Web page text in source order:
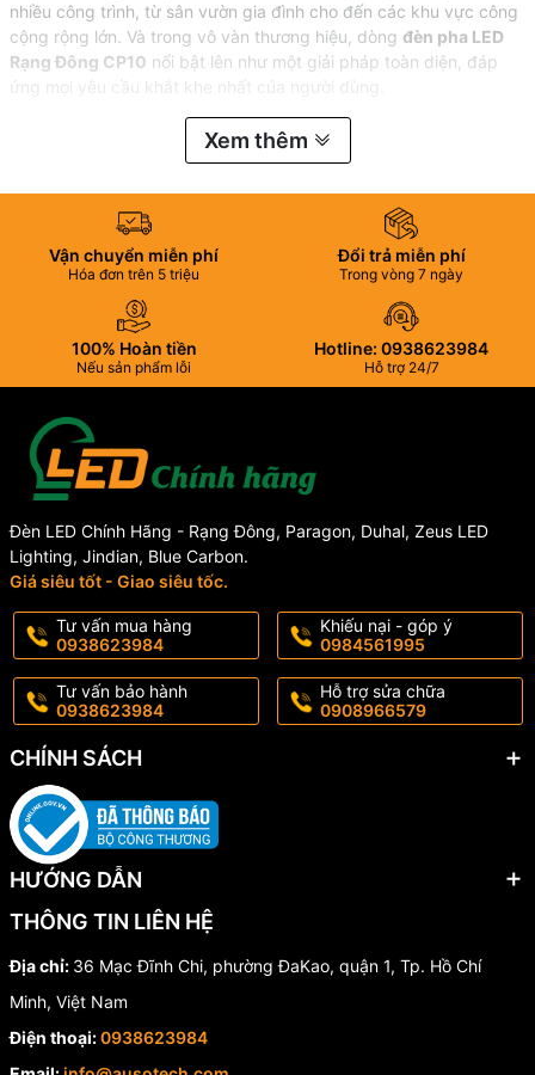
nhiều công trình, từ sân vườn gia đình cho đến các khu vực công
cộng rộng lớn. Và trong vô vàn thương hiệu, dòng đèn pha LED
Rạng Đông CP10 nổi bật lên như một giải pháp toàn diện, đáp
ứng mọi yêu cầu khắt khe nhất của người dùng.
Với dải công suất đa dạng, từ 10W, 20W, 30W, 50W, 70W, 100W
đến 150W, 200W, đèn pha Rạng Đông CP10 không chỉ là sản
Tổng Quan Về Đèn Pha LED Rạng Đông
CP10
ngoài trời được thiết kế để chống chịu mọi điều kiện thời tiết khắc
nghiệt. Đèn sử dụng chip LED Hàn Quốc chất lượng cao, cho hiệu
suất sáng vượt trội lên tới 95lm/W, giúp tiết kiệm điện năng tối đa.
Vỏ đèn làm từ nhôm đúc nguyên khối, đạt chuẩn chống nước,
chống bụi IP66 và có khả năng chống xung sét 2-4kV. Với dải
Xem thêm
Vận chuyển miễn phí
Hóa đơn trên 5 triệu
Đổi trả miễn phí
Trong vòng 7 ngày
100% Hoàn tiền
Nếu sản phẩm lỗi
Hotline: 0938623984
Hỗ trợ 24/7
Đèn LED Chính Hãng - Rạng Đông, Paragon, Duhal, Zeus LED
Lighting, Jindian, Blue Carbon.
Giá siêu tốt - Giao siêu tốc.
Tư vấn mua hàng
0938623984
Khiếu nại - góp ý
0984561995
Tư vấn bảo hành
0938623984
Hỗ trợ sửa chữa
0908966579
CHÍNH SÁCH
HƯỚNG DẪN
THÔNG TIN LIÊN HỆ
Địa chỉ: 36 Mạc Đĩnh Chi, phường ĐaKao, quận 1, Tp. Hồ Chí
Minh, Việt Nam
Điện thoại:0938623984